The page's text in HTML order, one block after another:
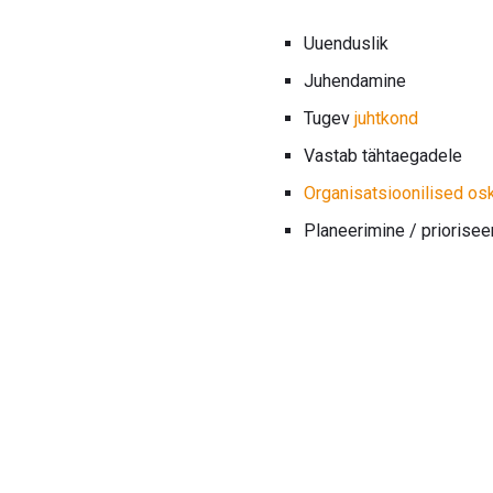
Uuenduslik
Juhendamine
Tugev juhtkond
Vastab tähtaegadele
Organisatsioonilised
Planeerimine /